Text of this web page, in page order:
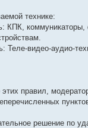
технике:
КПК,
Теле-видео-аудио-
правил,
решение по